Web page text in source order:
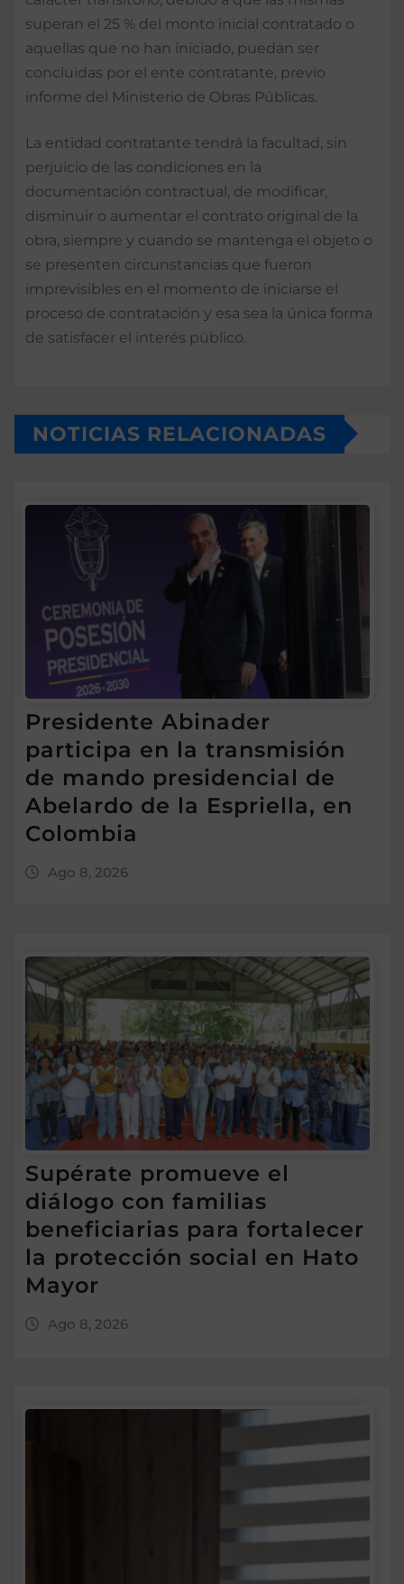
superan el 25 % del monto inicial contratado o
aquellas que no han iniciado, puedan ser
concluidas por el ente contratante, previo
informe del Ministerio de Obras Públicas.
La entidad contratante tendrá la facultad, sin
perjuicio de las condiciones en la
documentación contractual, de modificar,
disminuir o aumentar el contrato original de la
obra, siempre y cuando se mantenga el objeto o
se presenten circunstancias que fueron
imprevisibles en el momento de iniciarse el
proceso de contratación y esa sea la única forma
de satisfacer el interés público.
NOTICIAS RELACIONADAS
Presidente Abinader
participa en la transmisión
de mando presidencial de
Abelardo de la Espriella, en
Colombia
Ago 8, 2026
Supérate promueve el
diálogo con familias
beneficiarias para fortalecer
la protección social en Hato
Mayor
Ago 8, 2026